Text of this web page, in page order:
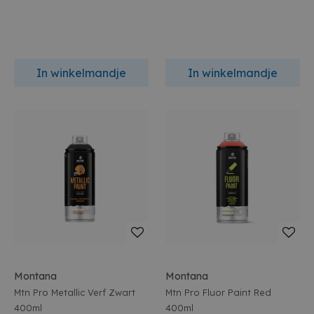
In winkelmandje In winkelmandje
Montana
Mtn Pro Metallic Verf Zwart
400ml
Montana
Mtn Pro Fluor Paint Red
400ml